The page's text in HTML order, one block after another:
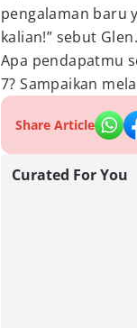
pengalaman baru
kalian!” sebut Glen.
Apa pendapatmu
7? Sampaikan
Share Article
Curated For You